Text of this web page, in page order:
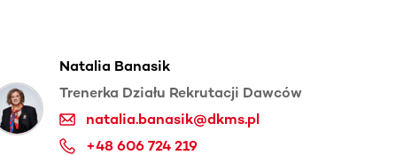
Natalia Banasik
Trenerka Działu Rekrutacji Dawców
natalia.banasik@dkms.pl
+48 606 724 219